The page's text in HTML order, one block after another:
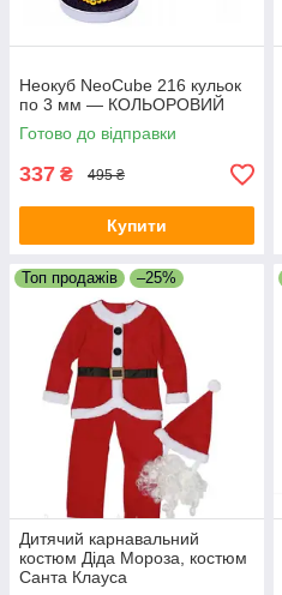
Неокуб NeoCube 216 кульок
по 3 мм — КОЛЬОРОВИЙ
Готово до відправки
337 ₴ 495 ₴
Купити
Топ продажів –25%
Дитячий карнавальний
костюм Діда Мороза, костюм
Санта Клауса